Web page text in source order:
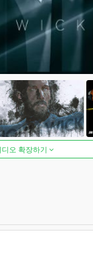
디오 확장하기